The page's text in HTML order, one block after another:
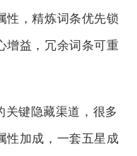
性，精炼词条优先锁
增益，冗余词条可重
关键隐藏渠道，很多
性加成，一套五星成